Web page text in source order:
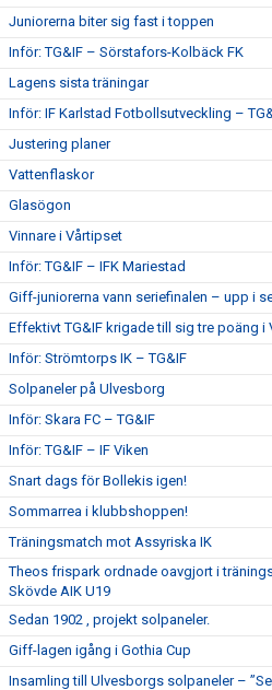
Juniorerna biter sig fast i toppen
Inför: TG&IF – Sörstafors-Kolbäck FK
Lagens sista träningar
Inför: IF Karlstad Fotbollsutveckling –
Justering planer
Vattenflaskor
Glasögon
Vinnare i Vårtipset
Inför: TG&IF – IFK Mariestad
Giff-juniorerna vann seriefinalen – upp i
Effektivt TG&IF krigade till sig tre poäng i
Inför: Strömtorps IK – TG&IF
Solpaneler på Ulvesborg
Inför: Skara FC – TG&IF
Inför: TG&IF – IF Viken
Snart dags för Bollekis igen!
Sommarrea i klubbshoppen!
Träningsmatch mot Assyriska IK
Theos frispark ordnade oavgjort i
Skövde AIK U19
Sedan 1902 , projekt solpaneler.
Giff-lagen igång i Gothia Cup
Insamling till Ulvesborgs solpaneler –